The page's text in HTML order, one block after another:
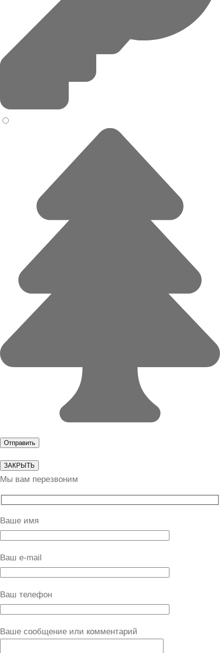
ЗАКРЫТЬ
Мы вам перезвоним
Ваше имя
Ваш e-mail
Ваш телефон
Ваше сообщение или комментарий